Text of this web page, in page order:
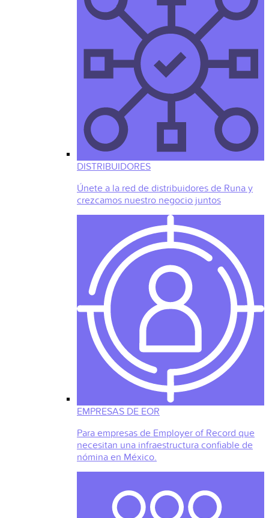
DISTRIBUIDORES
Únete a la red de distribuidores de Runa y
crezcamos nuestro negocio juntos
EMPRESAS DE EOR
Para empresas de Employer of Record que
necesitan una infraestructura confiable de
nómina en México.